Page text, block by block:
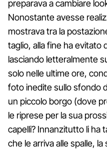
preparava a cambiare
Nonostante avesse
mostrava tra la
taglio, alla fine ha evitato
lasciando letteralmente
solo nelle ultime ore,
foto inedite sullo sfondo
un piccolo borgo (dove
le riprese per la sua
capelli? Innanzitutto li ha
che le arriva alle spalle,